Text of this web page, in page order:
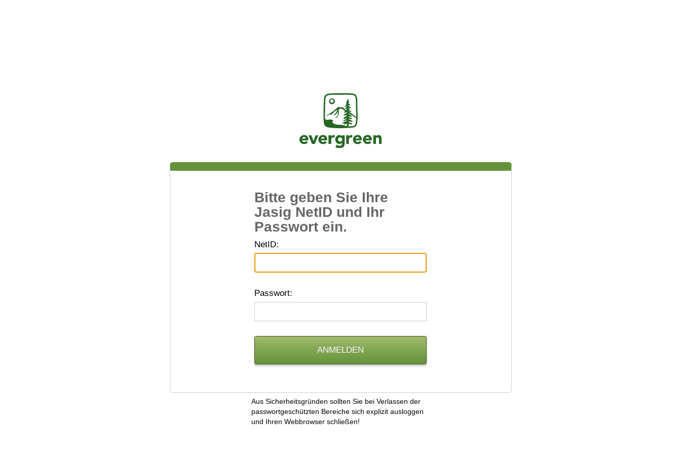
Jasig
Bitte geben Sie Ihre
Jasig NetID und Ihr
Passwort ein.
NetID:
Passwort:
Aus Sicherheitsgründen sollten Sie bei Verlassen der
passwortgeschützten Bereiche sich explizit ausloggen
und Ihren Webbrowser schließen!